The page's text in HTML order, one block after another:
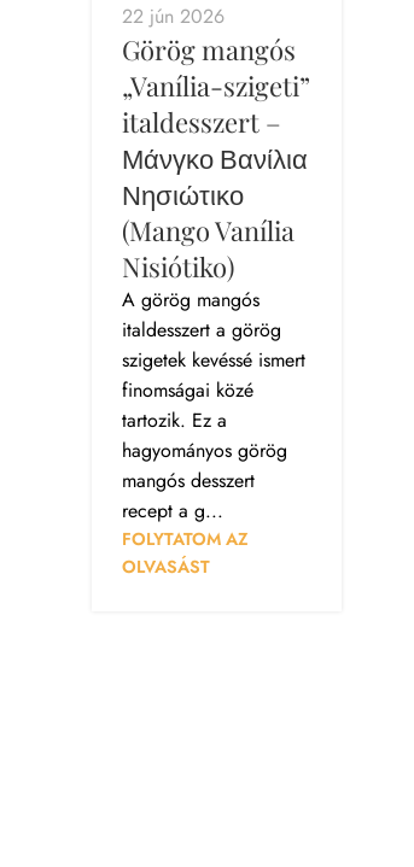
22 jún 2026
Görög mangós
„Vanília-szigeti”
italdesszert –
Μάνγκο Βανίλια
Νησιώτικο
(Mango Vanília
Nisiótiko)
A görög mangós
italdesszert a görög
szigetek kevéssé ismert
finomságai közé
tartozik. Ez a
hagyományos görög
mangós desszert
recept a g...
FOLYTATOM AZ
OLVASÁST